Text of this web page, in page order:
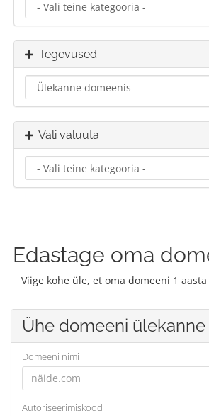
Tegevused
Vali valuuta
Edastage oma
Viige kohe üle, et oma domeeni 1
Ühe domeeni ülekanne
Domeeni nimi
Autoriseerimiskood